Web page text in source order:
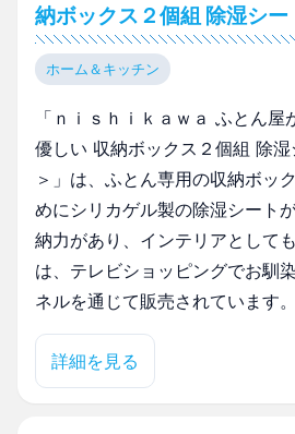
納ボックス２個組 除湿シー
ホーム＆キッチン
「ｎｉｓｈｉｋａｗａ ふとん
優しい 収納ボックス２個組 除
＞」は、ふとん専用の収納ボッ
めにシリカゲル製の除湿シート
納力があり、インテリアとして
は、テレビショッピングでお馴
ネルを通じて販売されています。
詳細を見る